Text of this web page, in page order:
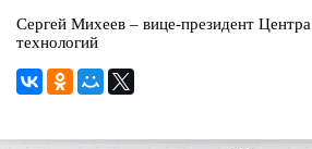
Сергей Михеев – вице-президент
технологий